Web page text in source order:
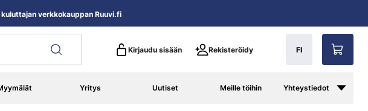
Kirjaudu sisään Rekisteröidy FI
Yritys Uutiset Meille töihin Yhteystiedot
verkkokauppan Ruuvi.fi